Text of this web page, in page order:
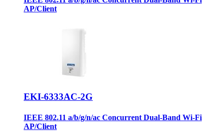
AP/Client
EKI-6333AC-2G
IEEE 802.11 a/b/g/n/ac Concurrent Dual-Band Wi-Fi
AP/Client